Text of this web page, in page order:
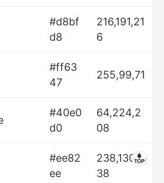
#d8bf
d8
216,191,21
6
#ff63
47
255,99,71
#40e0
d0
64,224,2
08
#ee82
ee
238,130,2
38